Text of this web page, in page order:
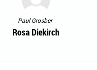
Paul Grosber
Rosa Diekirch